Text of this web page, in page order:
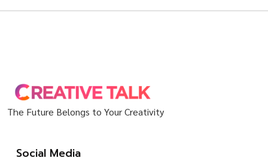
The Future Belongs to Your Creativity
Social Media